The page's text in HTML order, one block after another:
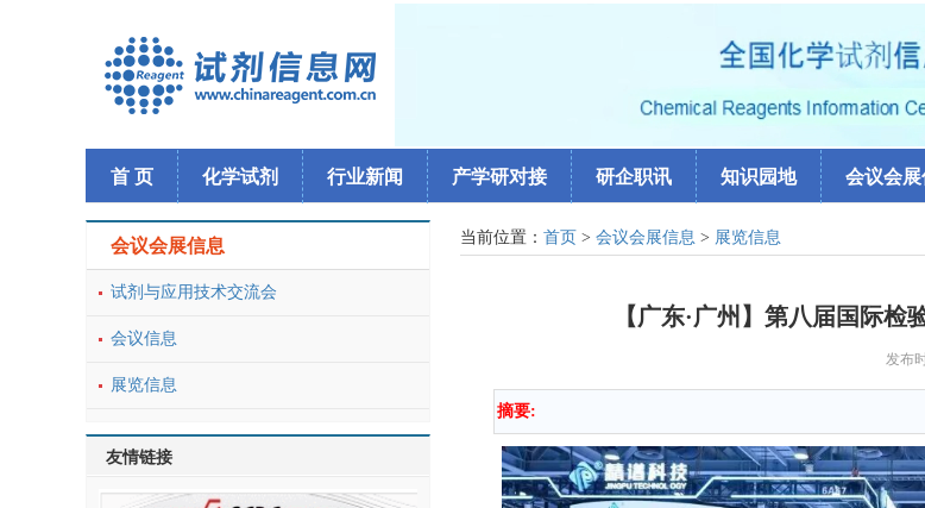
首 页 化学试剂 行业新闻 产学研对接 研企职讯 知识园地 会议会展
会议会展信息
试剂与应用技术交流会
会议信息
展览信息
友情链接
当前位置： 首页 > 会议会展信息 > 展览信息
【广东·广州】第八届国际检
发布
摘要: